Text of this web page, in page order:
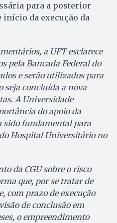
para a posterior
da execução da
a UFT esclarece
pela Bancada Federal do
e serão utilizados para
seja concluída a nova
A Universidade
do apoio da
sido fundamental para
Hospital Universitário no
da CGU sobre o risco
que, por se tratar de
com prazo de execução
de conclusão em
o empreendimento